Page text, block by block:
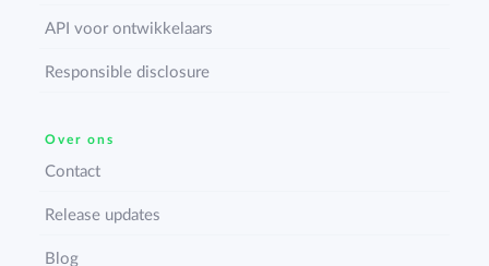
API voor ontwikkelaars
Responsible disclosure
Over ons
Contact
Release updates
Blog